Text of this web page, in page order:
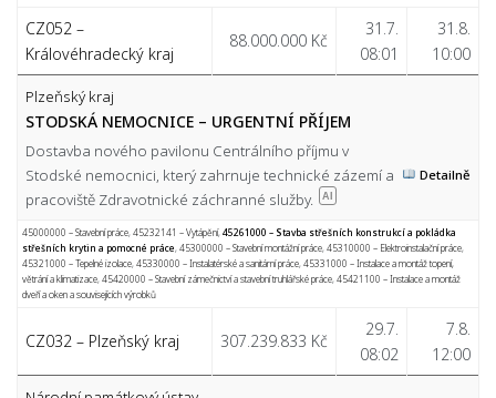
CZ052 –
Královéhradecký kraj
88.000.000 Kč
31.7.
08:01
31.8.
10:00
Plzeňský kraj
STODSKÁ NEMOCNICE – URGENTNÍ PŘÍJEM
Dostavba nového pavilonu Centrálního příjmu v
Stodské nemocnici, který zahrnuje technické zázemí a
pracoviště Zdravotnické záchranné služby.
AI
Detailně
45000000 – Stavební práce,45232141 – Vytápění,45261000 – Stavba střešních konstrukcí a pokládka
střešních krytin a pomocné práce,45300000 – Stavební montážní práce,45310000 – Elektroinstalační práce,
45321000 – Tepelné izolace,45330000 – Instalatérské a sanitární práce,45331000 – Instalace a montáž topení,
větrání a klimatizace,45420000 – Stavební zámečnictví a stavební truhlářské práce,45421100 – Instalace a montáž
dveří a oken a souvisejících výrobků
CZ032 – Plzeňský kraj 307.239.833 Kč
29.7.
08:02
7.8.
12:00